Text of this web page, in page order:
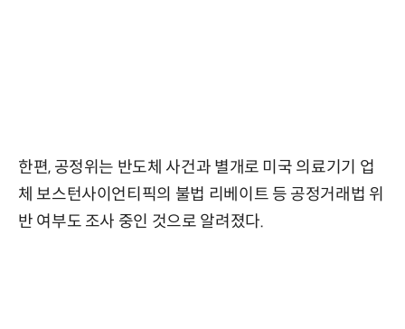
한편, 공정위는 반도체 사건과 별개로 미국 의료기기 업
체 보스턴사이언티픽의 불법 리베이트 등 공정거래법 위
반 여부도 조사 중인 것으로 알려졌다.